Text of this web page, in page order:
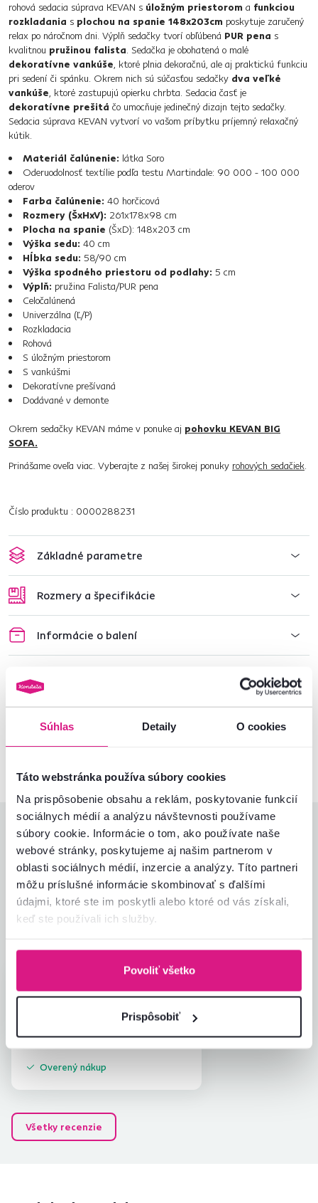
Súhlas Detaily O cookies
Táto webstránka používa súbory cookies
Na prispôsobenie obsahu a reklám, poskytovanie funkcií
sociálnych médií a analýzu návštevnosti používame
súbory cookie. Informácie o tom, ako používate naše
webové stránky, poskytujeme aj našim partnerom v
oblasti sociálnych médií, inzercie a analýzy. Títo partneri
môžu príslušné informácie skombinovať s ďalšími
údajmi, ktoré ste im poskytli alebo ktoré od vás získali,
keď ste používali ich služby.
Povoliť všetko
Prispôsobiť
rohová sedacia súprava KEVAN s úložným priestorom a funkciou
rozkladania s plochou na spanie 148x203cm poskytuje zaručený
relax po náročnom dni. Výplň sedačky tvorí obľúbená PUR pena s
kvalitnou pružinou falista. Sedačka je obohatená o malé
dekoratívne vankúše, ktoré plnia dekoračnú, ale aj praktickú funkciu
pri sedení či spánku. Okrem nich sú súčasťou sedačky dva veľké
vankúše, ktoré zastupujú opierku chrbta. Sedacia časť je
dekoratívne prešitá čo umocňuje jedinečný dizajn tejto sedačky.
Sedacia súprava KEVAN vytvorí vo vašom príbytku príjemný relaxačný
kútik.
Materiál čalúnenie: látka Soro
Oderuodolnosť textílie podľa testu Martindale: 90 000 - 100 000
oderov
Farba čalúnenie: 40 horčicová
Rozmery (ŠxHxV): 261x178x98 cm
Plocha na spanie (ŠxD): 148x203 cm
Výška sedu: 40 cm
Hĺbka sedu: 58/90 cm
Výška spodného priestoru od podlahy: 5 cm
Výplň: pružina Falista/PUR pena
Celočalúnená
Univerzálna (Ľ/P)
Rozkladacia
Rohová
S úložným priestorom
S vankúšmi
Dekoratívne prešívaná
Dodávané v demonte
Okrem sedačky KEVAN máme v ponuke aj pohovku KEVAN BIG
SOFA.
Prinášame oveľa viac. Vyberajte z našej širokej ponuky rohových sedačiek.
Číslo produktu : 0000288231
Základné parametre
Rozmery a špecifikácie
Informácie o balení
02/ 40 100 100
Hodnotenia produktu
5,0
1recenzia
Jednoduchosť montáže
5,0
Kvalita výrobku
5,0
Zodpovedá očakávaniam
5,0
Zabalenie výrobku
E
20.4.2026, Lenti,
Recenzia pre rovnaký model, avšak v inom
prevedení.
Overený nákup
Všetky recenzie